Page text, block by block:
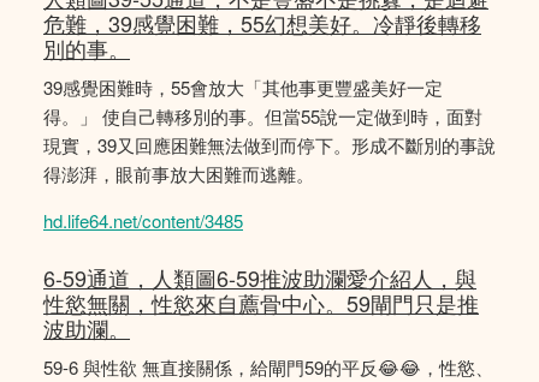
危難，39感覺困難，55幻想美好。冷靜後轉移
別的事。
39感覺困難時，55會放大「其他事更豐盛美好一定
得。」 使自己轉移別的事。但當55說一定做到時，面對
現實，39又回應困難無法做到而停下。形成不斷別的事說
得澎湃，眼前事放大困難而逃離。
hd.life64.net/content/3485
6-59通道，人類圖6-59推波助瀾愛介紹人，與
性慾無關，性慾來自薦骨中心。59閘門只是推
波助瀾。
59-6 與性欲 無直接關係，給閘門59的平反😂😂，性慾、